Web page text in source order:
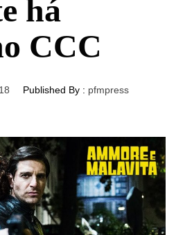
há
CCC
Published By : pfmpress